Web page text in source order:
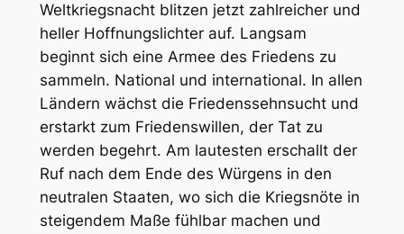
Weltkriegsnacht blitzen jetzt zahlreicher und
heller Hoffnungslichter auf. Langsam
beginnt sich eine Armee des Friedens zu
sammeln. National und international. In allen
Ländern wächst die Friedenssehnsucht und
erstarkt zum Friedenswillen, der Tat zu
werden begehrt. Am lautesten erschallt der
Ruf nach dem Ende des Würgens in den
neutralen Staaten, wo sich die Kriegsnöte in
steigendem Maße fühlbar machen und